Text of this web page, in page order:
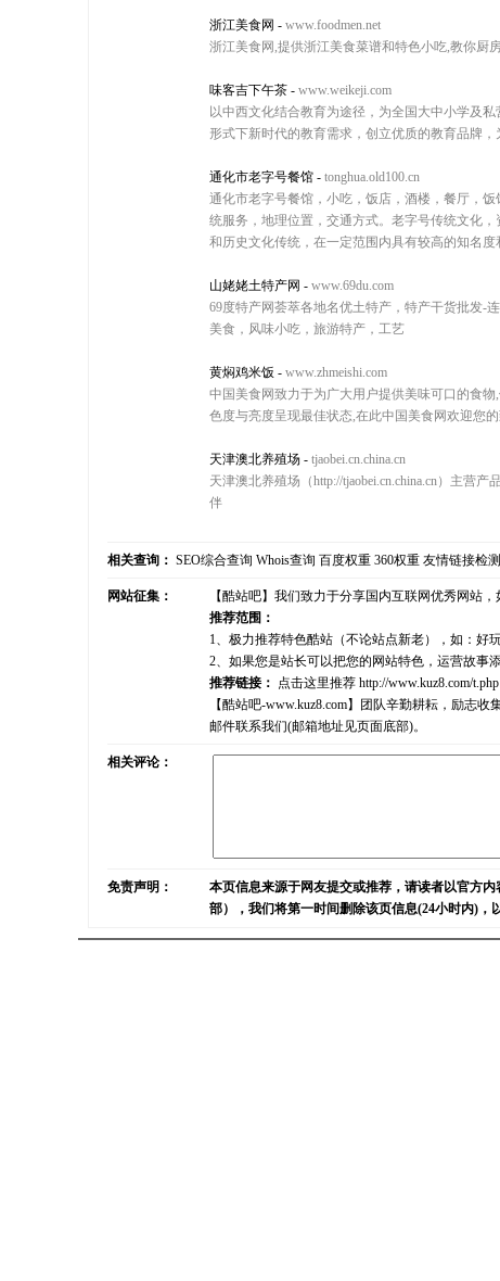
浙江美食网 - www.foodmen.net
浙江美食网,提供浙江美食菜谱和特色小吃,教你厨
味客吉下午茶 - www.weikeji.com
以中西文化结合教育为途径，为全国大中小学及
形式下新时代的教育需求，创立优质的教育品牌
通化市老字号餐馆 - tonghua.old100.cn
通化市老字号餐馆，小吃，饭店，酒楼，餐厅，
统服务，地理位置，交通方式。老字号传统文化
和历史文化传统，在一定范围内具有较高的知名
山姥姥土特产网 - www.69du.com
69度特产网荟萃各地名优土特产，特产干货批发-
美食，风味小吃，旅游特产，工艺
黄焖鸡米饭 - www.zhmeishi.com
中国美食网致力于为广大用户提供美味可口的食
色度与亮度呈现最佳状态,在此中国美食网欢迎您
天津澳北养殖场 - tjaobei.cn.china.cn
天津澳北养殖场（http://tjaobei.cn.china.cn）主营
伴
相关查询： SEO综合查询 Whois查询 百度权重 360权重 友情链接检测
网站征集：
【酷站吧】我们致力于分享国内互联网优秀网站
推荐范围：
1、极力推荐特色酷站（不论站点新老），如：好
2、如果您是站长可以把您的网站特色，运营故事
推荐链接： 点击这里推荐 http://www.kuz8.com/t.php
【酷站吧-www.kuz8.com】团队辛勤耕耘，励志
邮件联系我们(邮箱地址见页面底部)。
相关评论：
免责声明：
本页信息来源于网友提交或推荐，请读者以官方
部），我们将第一时间删除该页信息(24小时内)，